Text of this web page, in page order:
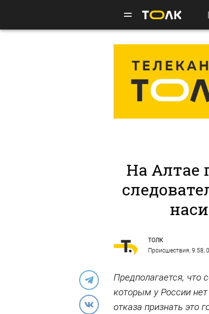
На Алтае
ТОЛК
Происшествия, 9:58,
Предполагается, что
которым у России
отказа признать это